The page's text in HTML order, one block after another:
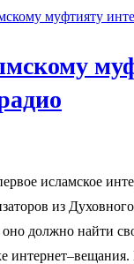
исламское
из
должно найти